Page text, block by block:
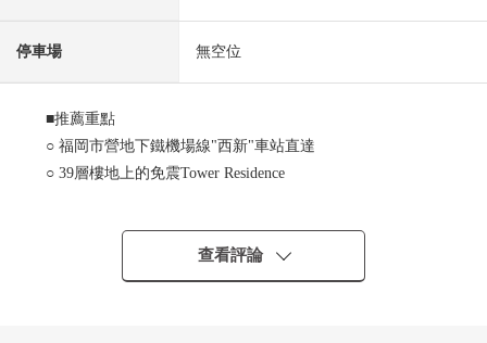
停車場 無空位
■推薦重點
○ 福岡市營地下鐵機場線"西新"車站直達
○ 39層樓地上的免震Tower Residence
○ 寵物飼養可(出自規章的限制有)
○ 能從風景的美分外好看的Sky View休息室，38樓的高度眺
查看評論